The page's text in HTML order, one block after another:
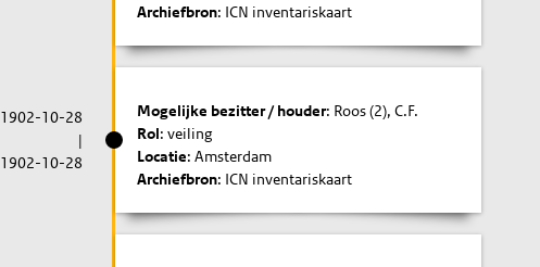
Archiefbron: ICN inventariskaart
1902-10-28
|
1902-10-28
Mogelijke bezitter / houder: Roos (2), C.F.
Rol: veiling
Locatie: Amsterdam
Archiefbron: ICN inventariskaart